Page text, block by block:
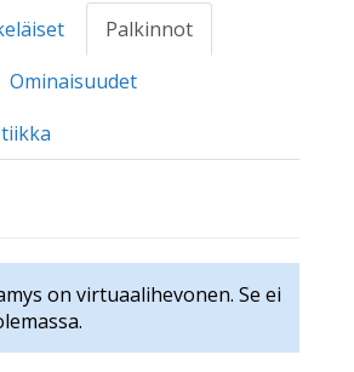
Palkinnot
Ominaisuudet
on virtuaalihevonen. Se ei